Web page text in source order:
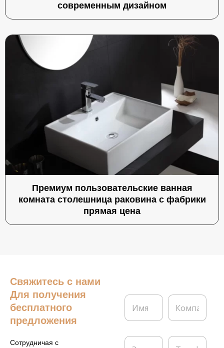
современным дизайном
Премиум пользовательские ванная
комната столешница раковина с фабрики
прямая цена
Свяжитесь с нами
Для получения
бесплатного
предложения
Сотрудничая с
И
я
К
м
а
Э
Т